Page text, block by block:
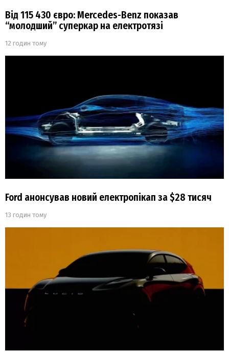
Від 115 430 євро: Mercedes-Benz показав
“молодший” суперкар на електротязі
12 годин тому
Ford анонсував новий електропікап за $28 тисяч
13 годин тому